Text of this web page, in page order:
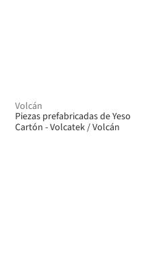
Volcán
Piezas prefabricadas de Yeso
Cartón - Volcatek / Volcán